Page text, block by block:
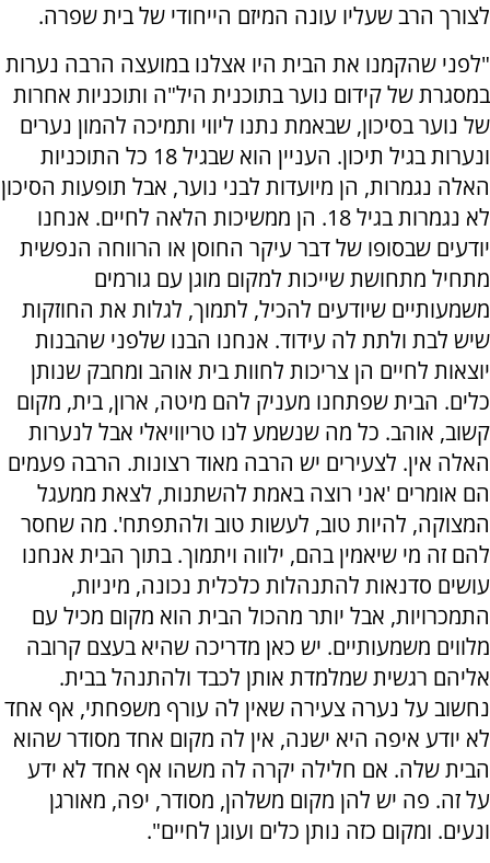
לצורך הרב שעליו עונה המיזם הייחודי של בית שפרה.
"לפני שהקמנו את הבית היו אצלנו במועצה הרבה נערות
במסגרת של קידום נוער בתוכנית היל"ה ותוכניות אחרות
של נוער בסיכון, שבאמת נתנו ליווי ותמיכה להמון נערים
ונערות בגיל תיכון. העניין הוא שבגיל 18 כל התוכניות
האלה נגמרות, הן מיועדות לבני נוער, אבל תופעות הסיכון
לא נגמרות בגיל 18. הן ממשיכות הלאה לחיים. אנחנו
יודעים שבסופו של דבר עיקר החוסן או הרווחה הנפשית
מתחיל מתחושת שייכות למקום מוגן עם גורמים
משמעותיים שיודעים להכיל, לתמוך, לגלות את החוזקות
שיש לבת ולתת לה עידוד. אנחנו הבנו שלפני שהבנות
יוצאות לחיים הן צריכות לחוות בית אוהב ומחבק שנותן
כלים. הבית שפתחנו מעניק להם מיטה, ארון, בית, מקום
קשוב, אוהב. כל מה שנשמע לנו טריוויאלי אבל לנערות
האלה אין. לצעירים יש הרבה מאוד רצונות. הרבה פעמים
הם אומרים 'אני רוצה באמת להשתנות, לצאת ממעגל
המצוקה, להיות טוב, לעשות טוב ולהתפתח'. מה שחסר
להם זה מי שיאמין בהם, ילווה ויתמוך. בתוך הבית אנחנו
עושים סדנאות להתנהלות כלכלית נכונה, מיניות,
התמכרויות, אבל יותר מהכול הבית הוא מקום מכיל עם
מלווים משמעותיים. יש כאן מדריכה שהיא בעצם קרובה
אליהם רגשית שמלמדת אותן לכבד ולהתנהל בבית.
נחשוב על נערה צעירה שאין לה עורף משפחתי, אף אחד
לא יודע איפה היא ישנה, אין לה מקום אחד מסודר שהוא
הבית שלה. אם חלילה יקרה לה משהו אף אחד לא ידע
על זה. פה יש להן מקום משלהן, מסודר, יפה, מאורגן
ונעים. ומקום כזה נותן כלים ועוגן לחיים".